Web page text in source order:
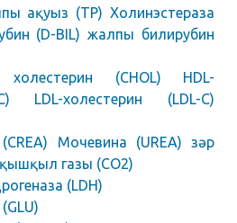
ақуыз (TP) Холинэстераза
(D-BIL) жалпы билирубин
(CHOL) HDL-
LDL-холестерин (LDL-C)
Мочевина (UREA) зәр
газы (CO2)
(LDH)